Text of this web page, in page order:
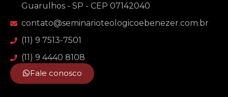
Guarulhos - SP - CEP 07142040
contato@seminarioteologicoebenezer.com.br
(11) 9 7513-7501
(11) 9 4440 8108
Fale conosco